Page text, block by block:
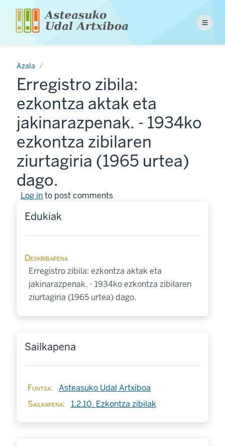
main
Menu
Azala
Erregistro zibila:
ezkontza aktak eta
jakinarazpenak. - 1934ko
ezkontza zibilaren
ziurtagiria (1965 urtea)
dago.
Log into post comments
Edukiak
Deskribapena
Erregistro zibila: ezkontza aktak eta
jakinarazpenak. - 1934ko ezkontza zibilaren
ziurtagiria (1965 urtea) dago.
Sailkapena
Funtsa
Asteasuko Udal Artxiboa
Sailkapena
1.2.10. Ezkontza zibilak